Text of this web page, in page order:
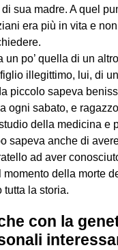
sua madre. A quel
era più in vita e non
un po’ quella di un
illegittimo, lui, di
piccolo sapeva
ogni sabato, e
della medicina e
sapeva anche di
ad aver
momento della morte
tutta la storia.
con la